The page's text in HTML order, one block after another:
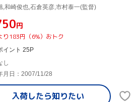
,和崎俊也,石倉英彦,市村泰一(監督)
円
り183円（6%）おトク
イント 25P
し
月日：2007/11/28
入荷したら知りたい